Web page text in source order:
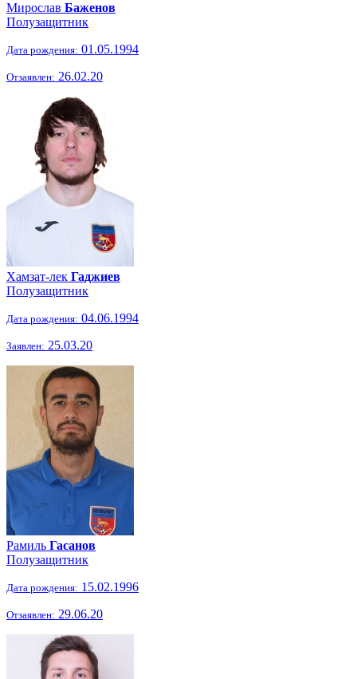
Мирослав Баженов
Полузащитник
Дата рождения: 01.05.1994
Отзаявлен: 26.02.20
Хамзат-лек Гаджиев
Полузащитник
Дата рождения: 04.06.1994
Заявлен: 25.03.20
Рамиль Гасанов
Полузащитник
Дата рождения: 15.02.1996
Отзаявлен: 29.06.20